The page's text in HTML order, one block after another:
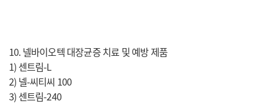
10. 넬바이오텍 대장균증 치료 및 예방 제품
1) 센트림-L
2) 넬-씨티씨 100
3) 센트림-240